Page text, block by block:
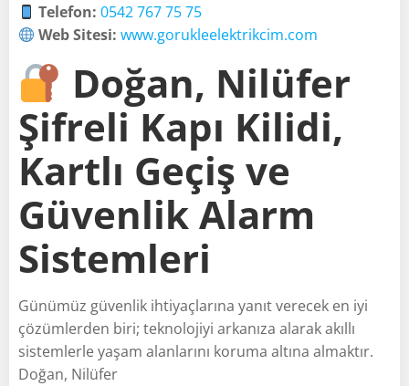
Telefon: 0542 767 75 75
Web Sitesi: www.gorukleelektrikcim.com
Doğan, Nilüfer
Şifreli Kapı Kilidi,
Kartlı Geçiş ve
Güvenlik Alarm
Sistemleri
Günümüz güvenlik ihtiyaçlarına yanıt verecek en iyi
çözümlerden biri; teknolojiyi arkanıza alarak akıllı
sistemlerle yaşam alanlarını koruma altına almaktır.
Doğan, Nilüfer